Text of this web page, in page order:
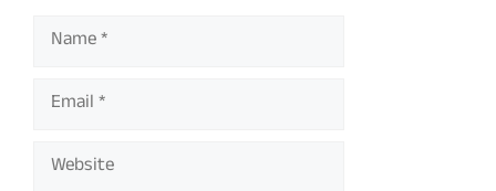
Name
Email
Website